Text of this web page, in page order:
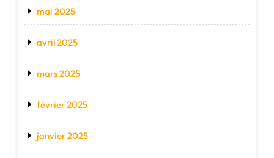
mai 2025
avril 2025
mars 2025
février 2025
janvier 2025